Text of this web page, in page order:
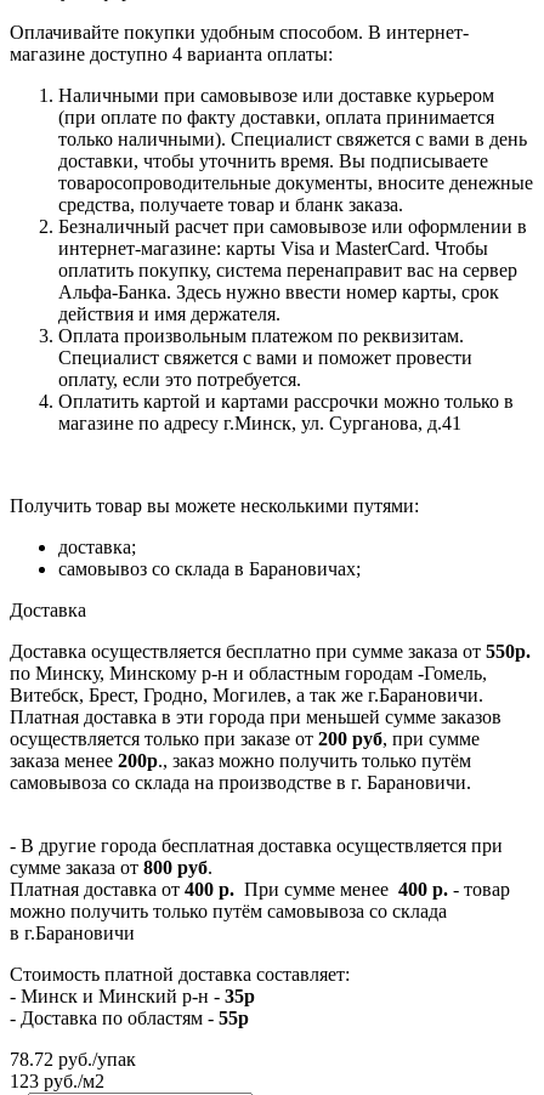
Оплачивайте покупки удобным способом. В интернет-
магазине доступно 4 варианта оплаты:
Наличными при самовывозе или доставке курьером
(при оплате по факту доставки, оплата принимается
только наличными). Специалист свяжется с вами в день
доставки, чтобы уточнить время. Вы подписываете
товаросопроводительные документы, вносите денежные
средства, получаете товар и бланк заказа.
Безналичный расчет при самовывозе или оформлении в
интернет-магазине: карты Visa и MasterCard. Чтобы
оплатить покупку, система перенаправит вас на сервер
Альфа-Банка. Здесь нужно ввести номер карты, срок
действия и имя держателя.
Оплата произвольным платежом по реквизитам.
Специалист свяжется с вами и поможет провести
оплату, если это потребуется.
Оплатить картой и картами рассрочки можно только в
магазине по адресу г.Минск, ул. Сурганова, д.41
Получить товар вы можете несколькими путями:
доставка;
самовывоз со склада в Барановичах;
Доставка
Доставка осуществляется бесплатно при сумме заказа от 550р.
по Минску, Минскому р-н и областным городам -Гомель,
Витебск, Брест, Гродно, Могилев, а так же г.Барановичи.
Платная доставка в эти города при меньшей сумме заказов
осуществляется только при заказе от 200 руб, при сумме
заказа менее 200р., заказ можно получить только путём
самовывоза со склада на производстве в г. Барановичи.
- В другие города бесплатная доставка осуществляется при
сумме заказа от 800 руб.
Платная доставка от 400 р. При сумме менее 400 р. - товар
можно получить только путём самовывоза со склада
в г.Барановичи
Стоимость платной доставка составляет:
- Минск и Минский р-н - 35р
- Доставка по областям - 55р
78.72 руб./упак
123 руб./м2